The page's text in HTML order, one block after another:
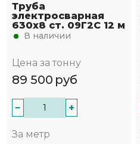
Труба
электросварная
630х8 ст. 09Г2С 12 м
В наличии
Цена за тонну
89 500 руб
− +
За метр